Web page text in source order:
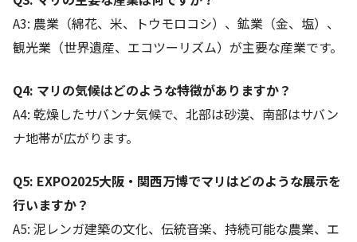
A3: 農業（綿花、米、トウモロコシ）、鉱業（金、塩）、
観光業（世界遺産、エコツーリズム）が主要な産業です。
Q4: マリの気候はどのような特徴がありますか？
A4: 乾燥したサバンナ気候で、北部は砂漠、南部はサバン
ナ地帯が広がります。
Q5: EXPO2025大阪・関西万博でマリはどのような展示を
行いますか？
A5: 泥レンガ建築の文化、伝統音楽、持続可能な農業、エ